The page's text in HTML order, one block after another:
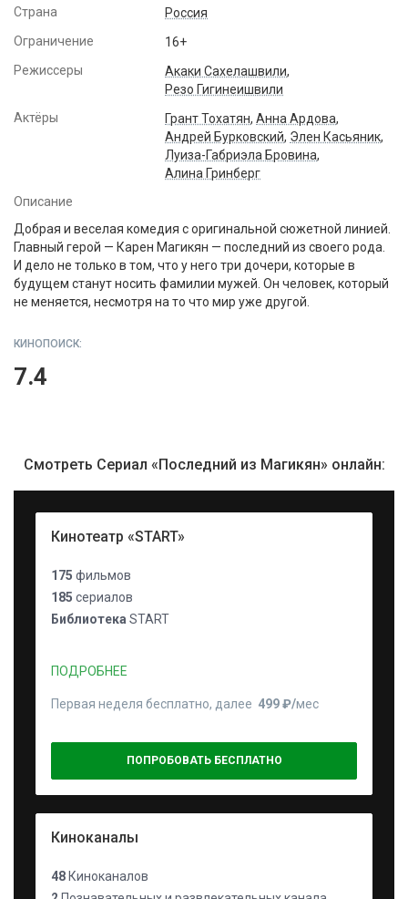
Страна
Россия
Ограничение
16+
Режиссеры
Акаки Сахелашвили,
Резо Гигинеишвили
Актёры
Грант Тохатян, Анна Ардова,
Андрей Бурковский, Элен Касьяник,
Луиза-Габриэла Бровина,
Алина Гринберг
Описание
Добрая и веселая комедия с оригинальной сюжетной линией.
Главный герой — Карен Магикян — последний из своего рода.
И дело не только в том, что у него три дочери, которые в
будущем станут носить фамилии мужей. Он человек, который
не меняется, несмотря на то что мир уже другой.
КИНОПОИСК:
7.4
Смотреть Сериал «Последний из Магикян» онлайн:
Кинотеатр «START»
175 фильмов
185 сериалов
Библиотека START
ПОДРОБНЕЕ
Первая неделя бесплатно, далее 499 ₽⁠/⁠мес
ПОПРОБОВАТЬ БЕСПЛАТНО
Киноканалы
48 Киноканалов